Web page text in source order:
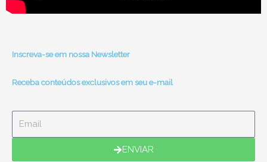
Inscreva-se em nossa Newsletter
Receba conteúdos exclusivos em seu e-mail
ENVIAR